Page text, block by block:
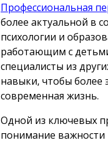
Профессиональная
более актуальной в
психологии и
работающим с
специалисты из
навыки, чтобы более
современная жизнь.
Одной из ключевых
понимание важности